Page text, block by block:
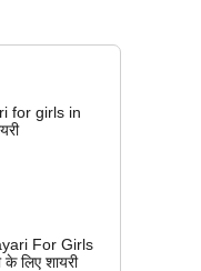
for girls in
For Girls
लिए शायरी